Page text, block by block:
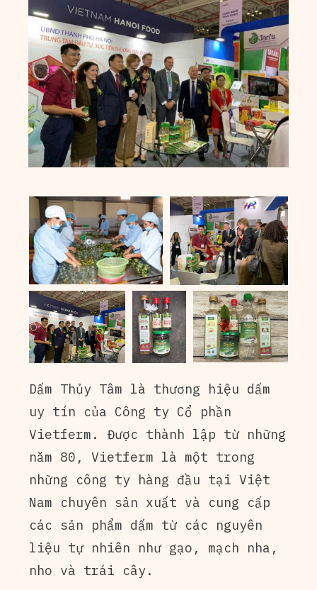
Dấm Thủy Tâm là thương hiệu dấm
uy tín của Công ty Cổ phần
Vietferm. Được thành lập từ những
năm 80, Vietferm là một trong
những công ty hàng đầu tại Việt
Nam chuyên sản xuất và cung cấp
các sản phẩm dấm từ các nguyên
liệu tự nhiên như gạo, mạch nha,
nho và trái cây.